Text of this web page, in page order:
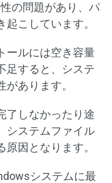
の問題があり、パ
こしています。
ールには空き容量
足すると、システ
あります。
了しなかったり途
システムファイル
因となります。
システムに最